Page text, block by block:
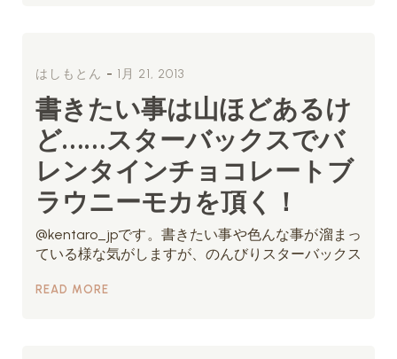
はしもとん - 1月 21, 2013
書きたい事は山ほどあるけ
ど……スターバックスでバ
レンタインチョコレートブ
ラウニーモカを頂く！
@kentaro_jpです。書きたい事や色んな事が溜まっ
ている様な気がしますが、のんびりスターバックス
READ MORE